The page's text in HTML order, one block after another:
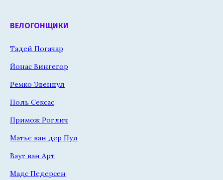
ВЕЛОГОНЩИКИ
Тадей Погачар
Йонас Вингегор
Ремко Эвенпул
Поль Сексас
Примож Роглич
Матье ван дер Пул
Ваут ван Арт
Мадс Педерсен